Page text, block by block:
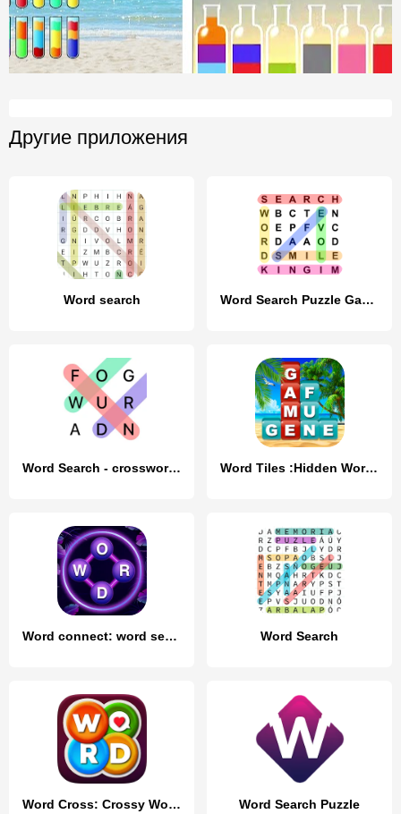
Другие приложения
Word search Word Search Puzzle Game
Word Search - crossword puzzle Word Tiles :Hidden Word Search
Word connect: word search game Word Search
Word Cross: Crossy Word Search Word Search Puzzle